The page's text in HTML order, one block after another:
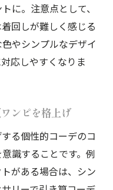
る個性的コーデの
性的コーデの夏ワ
い夏ワンピの選
デの夏ワンピ活用
に。注意点として、
回しが難しく感じる
やシンプルなデザイ
応しやすくなりま
ンピを格上げ
る個性的コーデのコ
識することです。例
がある場合は、シン